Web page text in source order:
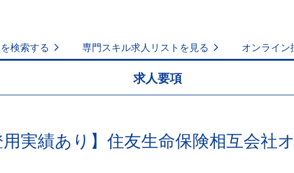
検索する 専門スキル求人リストを見る オンライン
求人要項
用実績あり】住友生命保険相互会社